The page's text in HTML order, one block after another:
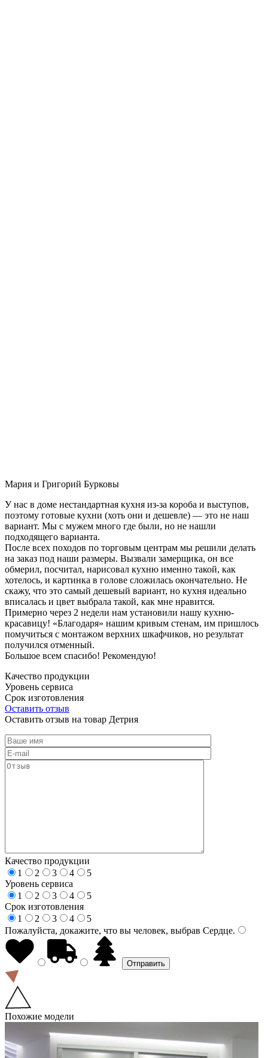
Мария и Григорий Бурковы
У нас в доме нестандартная кухня из-за короба и выступов,
поэтому готовые кухни (хоть они и дешевле) — это не наш
вариант. Мы с мужем много где были, но не нашли
подходящего варианта.
После всех походов по торговым центрам мы решили делать
на заказ под наши размеры. Вызвали замерщика, он все
обмерил, посчитал, нарисовал кухню именно такой, как
хотелось, и картинка в голове сложилась окончательно. Не
скажу, что это самый дешевый вариант, но кухня идеально
вписалась и цвет выбрала такой, как мне нравится.
Примерно через 2 недели нам установили нашу кухню-
красавицу! «Благодаря» нашим кривым стенам, им пришлось
помучиться с монтажом верхних шкафчиков, но результат
получился отменный.
Большое всем спасибо! Рекомендую!
Качество продукции
Уровень сервиса
Срок изготовления
Оставить отзыв
Оставить отзыв на товар Детрия
Качество продукции
1
2 3 4
5
Уровень сервиса
1
2 3 4
5
Срок изготовления
1
2 3 4
5
Пожалуйста, докажите, что вы человек, выбрав Сердце.
Похожие модели